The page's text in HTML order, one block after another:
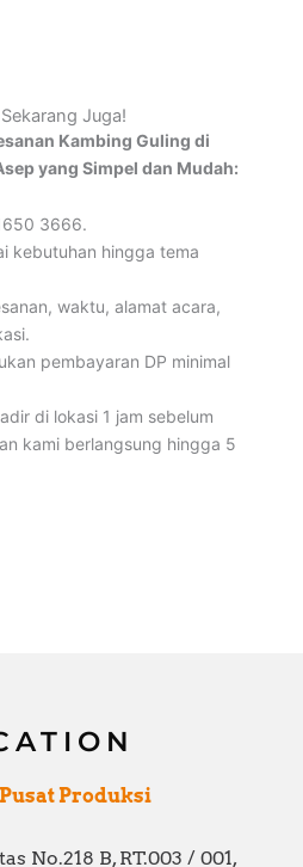
Juga!
Kambing Guling di
yang Simpel dan Mudah:
3666.
kebutuhan hingga tema
waktu, alamat acara,
pembayaran DP minimal
di lokasi 1 jam sebelum
kami berlangsung hingga 5
Produksi
No.218 B, RT.003 / 001,